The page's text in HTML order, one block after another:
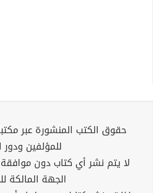
حقوق الكتب المنشورة عبر
للمؤلفين ودور
لا يتم نشر أي كتاب دون
الجهة المالكة